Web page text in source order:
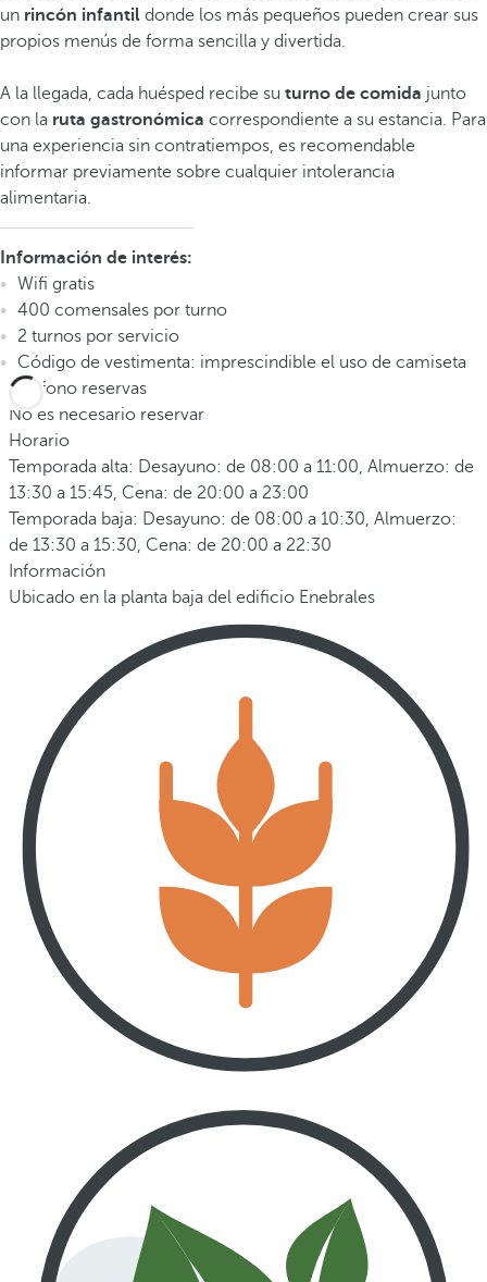
un rincón infantil donde los más pequeños pueden crear sus
propios menús de forma sencilla y divertida.
A la llegada, cada huésped recibe su turno de comida junto
con la ruta gastronómica correspondiente a su estancia. Para
una experiencia sin contratiempos, es recomendable
informar previamente sobre cualquier intolerancia
alimentaria.
Información de interés:
Wifi gratis
400 comensales por turno
2 turnos por servicio
Código de vestimenta: imprescindible el uso de camiseta
Teléfono reservas
No es necesario reservar
Horario
Temporada alta: Desayuno: de 08:00 a 11:00, Almuerzo: de
13:30 a 15:45, Cena: de 20:00 a 23:00
Temporada baja: Desayuno: de 08:00 a 10:30, Almuerzo:
de 13:30 a 15:30, Cena: de 20:00 a 22:30
Información
Ubicado en la planta baja del edificio Enebrales